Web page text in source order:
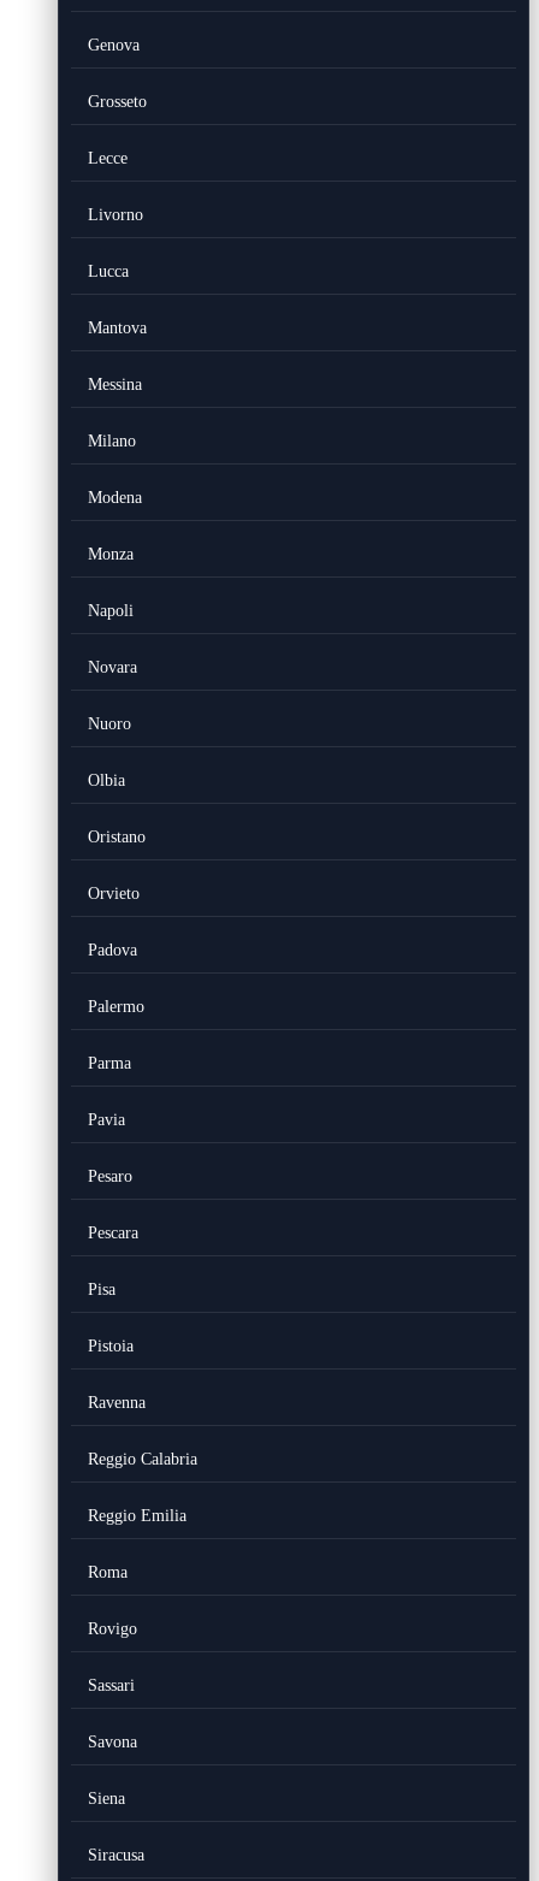
Genova
Grosseto
Lecce
Livorno
Lucca
Mantova
Messina
Milano
Modena
Monza
Napoli
Novara
Nuoro
Olbia
Oristano
Orvieto
Padova
Palermo
Parma
Pavia
Pesaro
Pescara
Pisa
Pistoia
Ravenna
Reggio Calabria
Reggio Emilia
Roma
Rovigo
Sassari
Savona
Siena
Siracusa